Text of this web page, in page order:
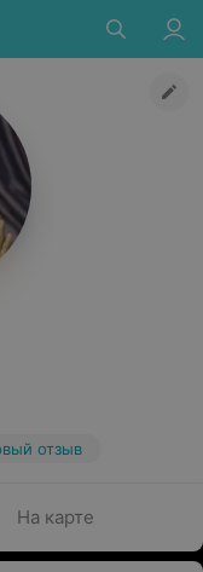
отзыв
На карте